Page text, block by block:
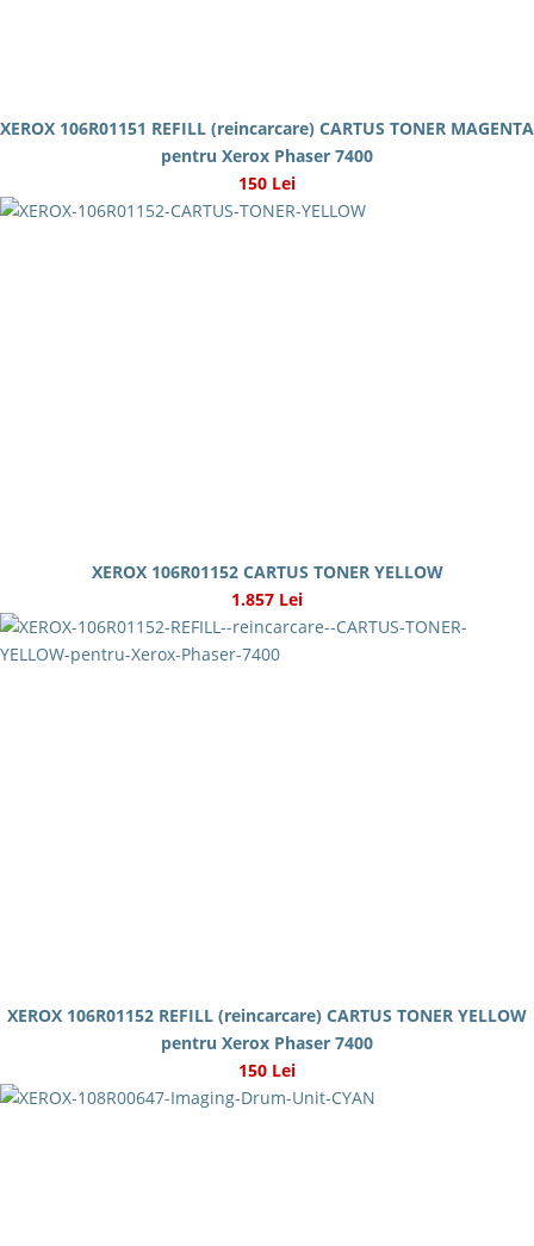
XEROX 106R01151 REFILL (reincarcare) CARTUS TONER MAGENTA
pentru Xerox Phaser 7400
150 Lei
XEROX 106R01152 CARTUS TONER YELLOW
1.857 Lei
XEROX 106R01152 REFILL (reincarcare) CARTUS TONER YELLOW
pentru Xerox Phaser 7400
150 Lei